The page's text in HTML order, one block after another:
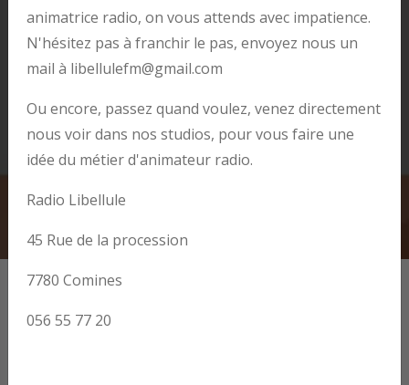
Que faire à Comines - Warneton ?
17/06/2025 | posté par Libellule FM
Juste un clic ici pour découvrir le fascicule
Vivre à Comines .
animatrice radio, on vous attends avec impatience.
N'hésitez pas à franchir le pas, envoyez nous un
mail à libellulefm@gmail.com
Ou encore, passez quand voulez, venez directement
nous voir dans nos studios, pour vous faire une
idée du métier d'animateur radio.
Radio Libellule
45 Rue de la procession
7780 Comines
056 55 77 20